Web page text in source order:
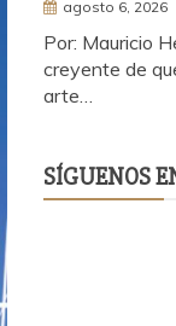
agosto 6, 2026
Por: Mauricio
creyente de
arte…
SÍGUENOS